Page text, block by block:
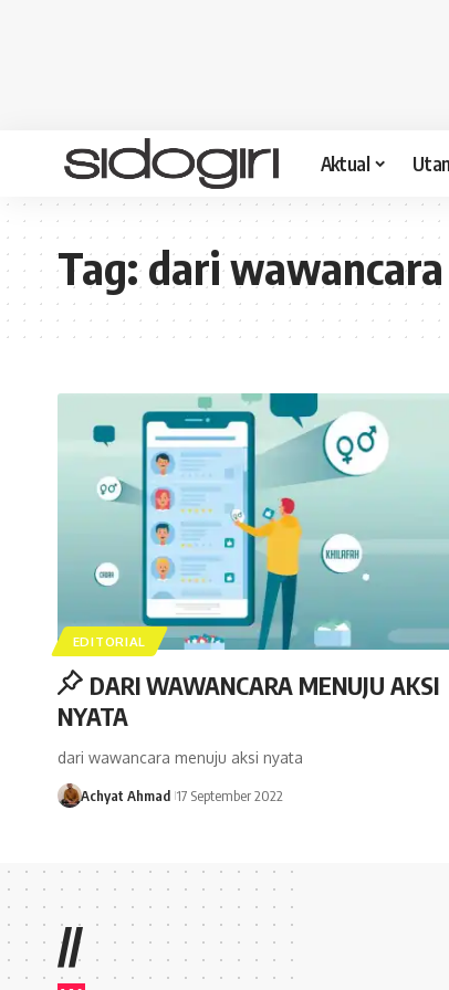
Aktual
Tag:dari
EDITORIAL
DARI WAWANCARA MENUJU AKSI
NYATA
dari wawancara menuju aksi nyata
Achyat Ahmad 17 September 2022
//